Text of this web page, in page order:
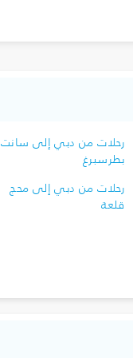
رحلات من دبي إلى سانت
بطرسبرغ
رحلات من دبي إلى محج
قلعة